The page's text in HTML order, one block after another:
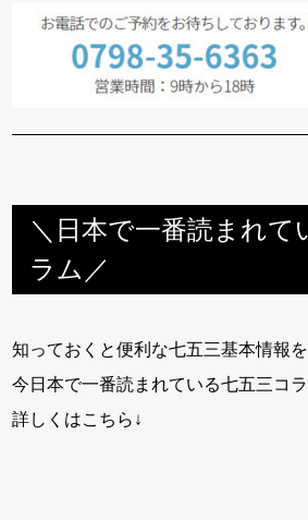
＼日本で一番読まれて
ラム／
知っておくと便利な七五三基本情報を
今日本で一番読まれている七五三コラ
詳しくはこちら↓